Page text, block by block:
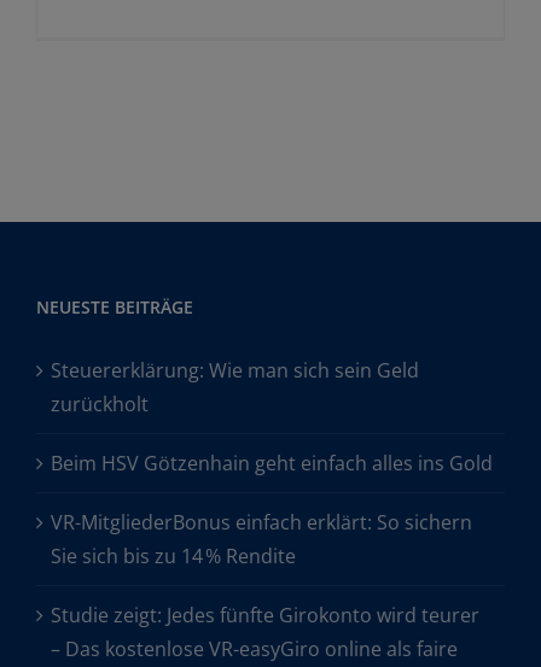
NEUESTE BEITRÄGE
Steuererklärung: Wie man sich sein Geld
zurückholt
Beim HSV Götzenhain geht einfach alles ins Gold
VR-MitgliederBonus einfach erklärt: So sichern
Sie sich bis zu 14 % Rendite
Studie zeigt: Jedes fünfte Girokonto wird teurer
– Das kostenlose VR-easyGiro online als faire